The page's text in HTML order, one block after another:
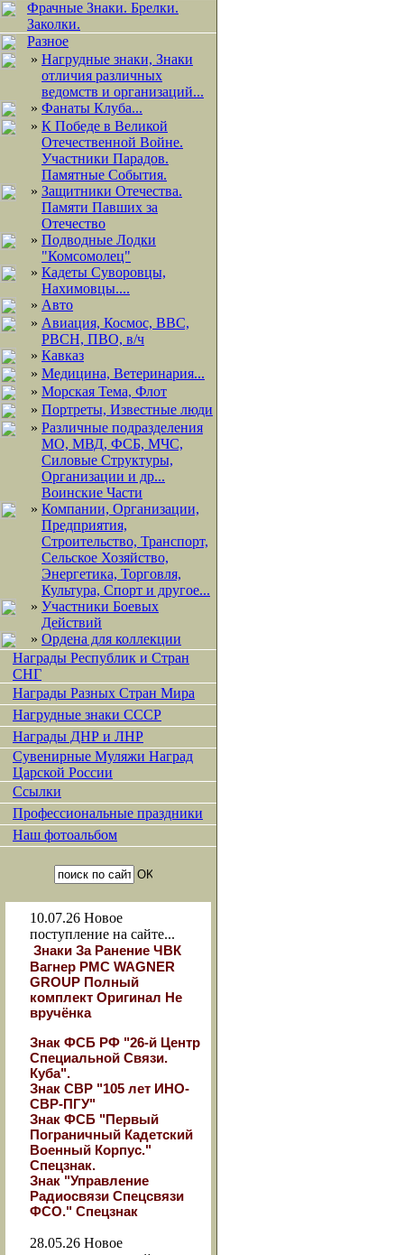
Фрачные Знаки. Брелки.
Заколки.
Разное
» Нагрудные знаки, Знаки
отличия различных
ведомств и организаций...
» Фанаты Клуба...
» К Победе в Великой
Отечественной Войне.
Участники Парадов.
Памятные События.
» Защитники Отечества.
Памяти Павших за
Отечество
» Подводные Лодки
"Комсомолец"
» Кадеты Суворовцы,
Нахимовцы....
» Авто
» Авиация, Космос, ВВС,
РВСН, ПВО, в/ч
» Кавказ
» Медицина, Ветеринария...
» Морская Тема, Флот
» Портреты, Известные люди
» Различные подразделения
МО, МВД, ФСБ, МЧС,
Силовые Структуры,
Организации и др...
Воинские Части
» Компании, Организации,
Предприятия,
Строительство, Транспорт,
Сельское Хозяйство,
Энергетика, Торговля,
Культура, Спорт и другое...
» Участники Боевых
Действий
» Ордена для коллекции
Награды Республик и Стран
СНГ
Награды Разных Стран Мира
Нагрудные знаки СССР
Награды ДНР и ЛНР
Сувенирные Муляжи Наград
Царской России
Ссылки
Профессиональные праздники
Наш фотоальбом
10.07.26 Новое
поступление на сайте...
Знаки За Ранение ЧВК
Вагнер РМС WAGNER
GROUP Полный
комплект Оригинал Не
вручёнка
Знак ФСБ РФ "26-й Центр
Специальной Связи.
Куба".
Знак СВР "105 лет ИНО-
СВР-ПГУ"
Знак ФСБ "Первый
Пограничный Кадетский
Военный Корпус."
Спецзнак.
Знак "Управление
Радиосвязи Спецсвязи
ФСО." Спецзнак
28.05.26 Новое